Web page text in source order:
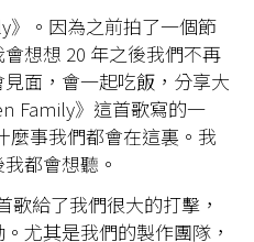
》。因為之前拍了一個節
想想 20 年之後我們不再
面，會一起吃飯，分享大
Family》這首歌寫的一
麼事我們都會在這裏。我
都會想聽。
歌給了我們很大的打擊，
尤其是我們的製作團隊，